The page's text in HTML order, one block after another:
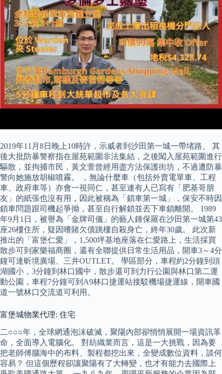
2019年11月8日晚上10時許，示威者到沙田第一城一帶堵路。 其
後大批防暴警察指在屋苑範圍非法集結，之後闖入屋苑範圍進行
驅散，並拘捕市民，黃文萱曾經用盡方法保護街坊，不過遭防暴
警向她施放胡椒噴霧。 ，無論什麼車（包括外賣電單車、工程
車、政府車等）亦會一視同仁，甚至連有人已寫有「肥基哥朋
友」的紙張也沒有用，因此被稱為「鎖車第一城」，保安不時因
鎖車問題跟司機起爭拗，甚至自行解鎖並丟下車鎖離開。 1989
年9月1日，被譽為「金牌司儀」的藝人鍾保羅在沙田第一城第43
座26樓住所，疑因嗜賭欠債跳樓自殺身亡，終年30歲。 此次新
推出的「富堡仁愛」，1,500坪基地座落在仁愛路上，生活採買
散步可到家樂福商圈，還有全聯提供日常生活用品，開車3～4分
鐘可達昕境廣場、三井OUTLET。 學區部分，車程約2分鐘到頭
湖國小，3分鐘到林口國中，散步還可到力行公園與林口第二運
動公園，車程7分鐘可到A9林口捷運站接駁機場捷運線，開車國
道一號林口交流道可利用。
富堡城物業代理: 住宅
二○○○年，全球網通泡沫破滅，聚陽內部卻悄悄展開一場資訊革
命，全面導入電腦化。 對紡織業而言，這是一大挑戰，因為要
把老師傅腦海中的布料、製程都挖出來，全變成數位資料，談何
容易？ 但這個歷程卻讓聚陽有了大轉變，也才有能力去國際上